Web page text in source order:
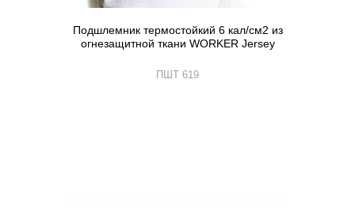
Подшлемник термостойкий 6 кал/см2 из
огнезащитной ткани WORKER Jersey
ПШТ 619